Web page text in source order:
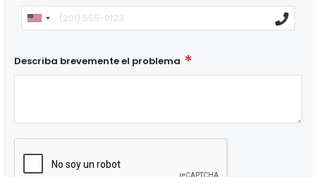
Describa brevemente el problema